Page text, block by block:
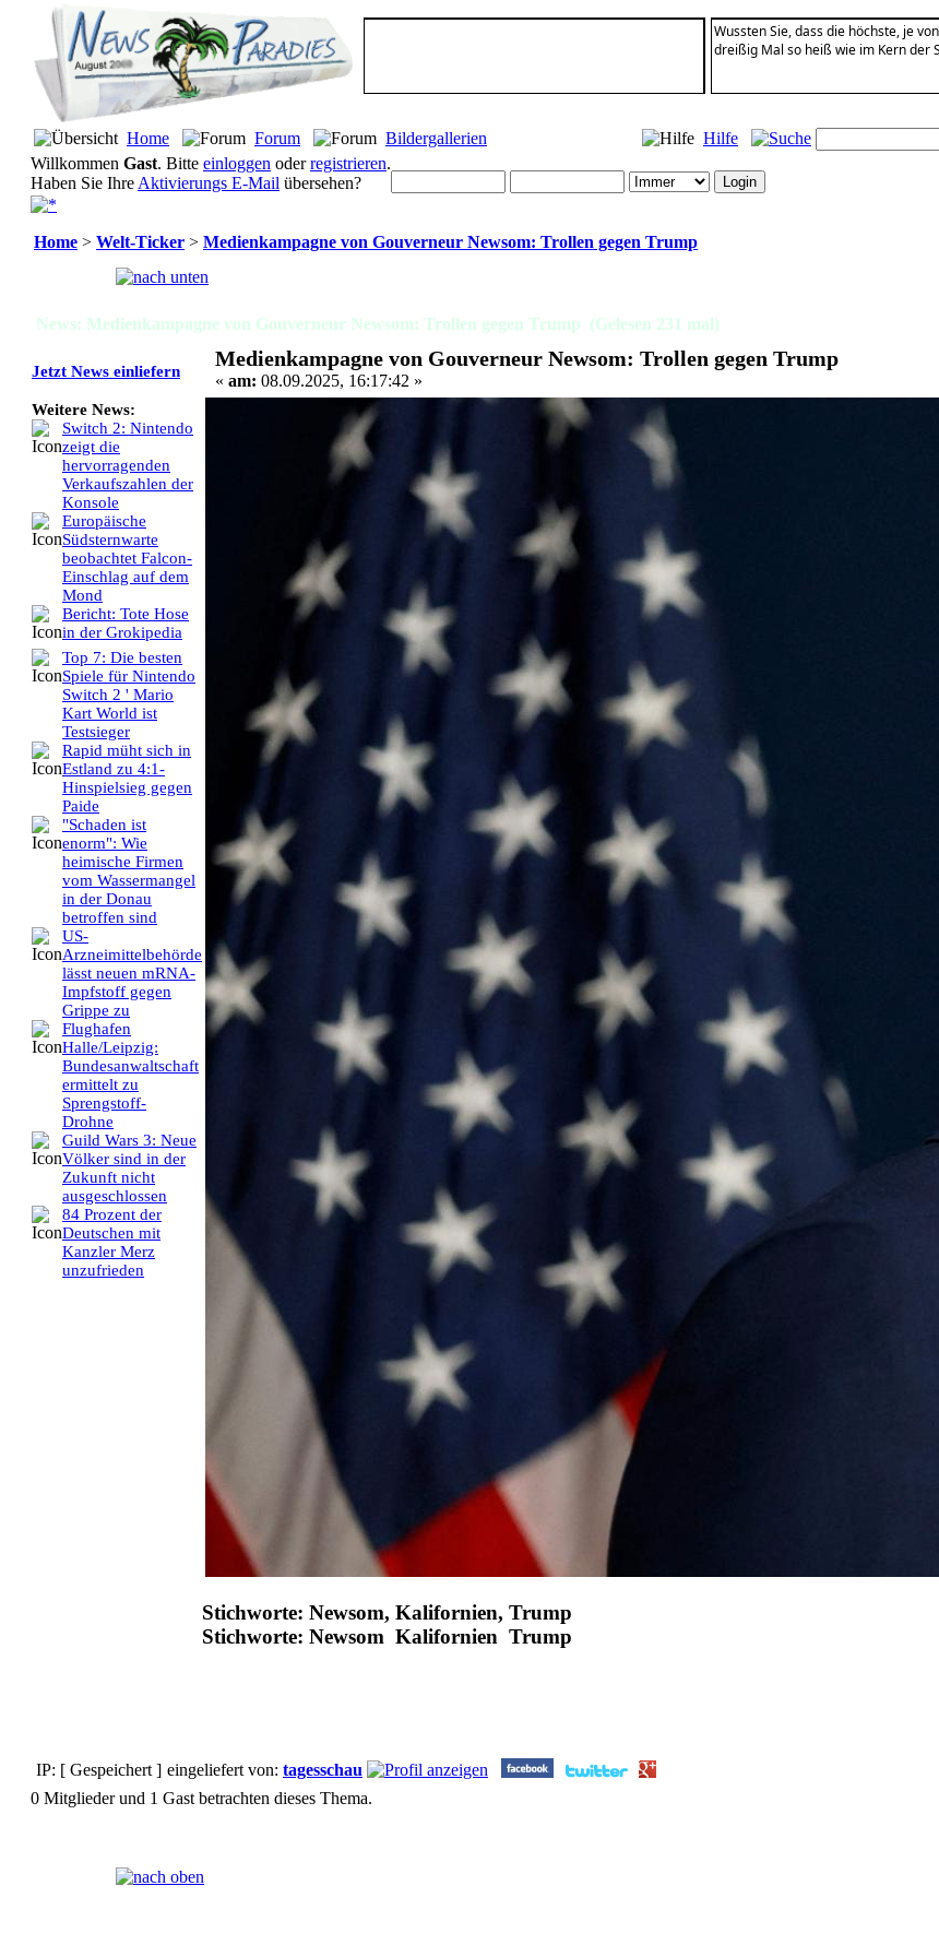
Wussten Sie, dass die höchste, je
dreißig Mal so heiß wie im Kern der
Home Forum Bildergallerien Hilfe
Willkommen Gast. Bitte einloggen oderregistrieren.
Haben Sie Ihre Aktivierungs E-Mail übersehen?
Home > Welt-Ticker > Medienkampagne von Gouverneur Newsom: Trollen gegen Trump
News: Medienkampagne von Gouverneur Newsom: Trollen gegen Trump (Gelesen 231 mal)
Jetzt News einliefern
Weitere News:
Switch 2: Nintendo
zeigt die
hervorragenden
Verkaufszahlen der
Konsole
Europäische
Südsternwarte
beobachtet Falcon-
Einschlag auf dem
Mond
Bericht: Tote Hose
in der Grokipedia
Top 7: Die besten
Spiele für Nintendo
Switch 2 ' Mario
Kart World ist
Testsieger
Rapid müht sich in
Estland zu 4:1-
Hinspielsieg gegen
Paide
"Schaden ist
enorm": Wie
heimische Firmen
vom Wassermangel
in der Donau
betroffen sind
US-
Arzneimittelbehörde
lässt neuen mRNA-
Impfstoff gegen
Grippe zu
Flughafen
Halle/Leipzig:
Bundesanwaltschaft
ermittelt zu
Sprengstoff-
Drohne
Guild Wars 3: Neue
Völker sind in der
Zukunft nicht
ausgeschlossen
84 Prozent der
Deutschen mit
Kanzler Merz
unzufrieden
Medienkampagne von Gouverneur Newsom: Trollen gegen Trump
« am: 08.09.2025, 16:17:42 »
Stichworte: Newsom, Kalifornien, Trump
Stichworte: Newsom Kalifornien Trump
IP: [ Gespeichert ] eingeliefert von: tagesschau
0 Mitglieder und 1 Gast betrachten dieses Thema.